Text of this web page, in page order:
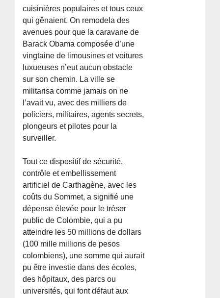
cuisinières populaires et tous ceux
qui gênaient. On remodela des
avenues pour que la caravane de
Barack Obama composée d’une
vingtaine de limousines et voitures
luxueuses n’eut aucun obstacle
sur son chemin. La ville se
militarisa comme jamais on ne
l’avait vu, avec des milliers de
policiers, militaires, agents secrets,
plongeurs et pilotes pour la
surveiller.
Tout ce dispositif de sécurité,
contrôle et embellissement
artificiel de Carthagène, avec les
coûts du Sommet, a signifié une
dépense élevée pour le trésor
public de Colombie, qui a pu
atteindre les 50 millions de dollars
(100 mille millions de pesos
colombiens), une somme qui aurait
pu être investie dans des écoles,
des hôpitaux, des parcs ou
universités, qui font défaut aux